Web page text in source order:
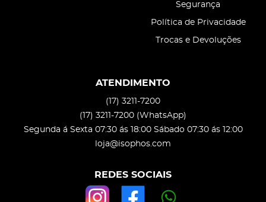
Segurança
Política de Privacidade
Trocas e Devoluções
ATENDIMENTO
(17) 3211-7200
(17) 3211-7200 (WhatsApp)
Segunda á Sexta 07:30 ás 18:00 Sábado 07:30 ás 12:00
loja@isophos.com
REDES SOCIAIS